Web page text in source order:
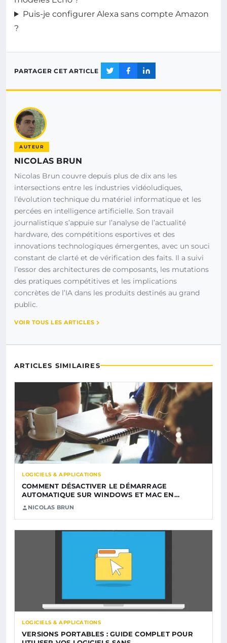
Puis-je configurer Alexa sans compte Amazon
?
PARTAGER CET ARTICLE
AUTEUR
NICOLAS BRUN
Nicolas Brun couvre depuis plus de dix ans les
intersections entre les industries vidéoludiques,
l’évolution technique du matériel informatique et les
percées en intelligence artificielle. Son travail
journalistique s’appuie sur l’analyse de l’actualité
hardware, des compétitions esportives et des
innovations technologiques émergentes, avec un souci
constant de clarté et de vérification des faits. Il a suivi
l’essor des architectures de composants, les mutations
des pratiques compétitives et les implications
concrètes de l’IA dans les produits destinés au grand
public.
VOIR TOUS LES ARTICLES
ARTICLES SIMILAIRES
LOGICIELS & APPLICATIONS
COMMENT DÉSACTIVER LE DÉMARRAGE
AUTOMATIQUE SUR WINDOWS ET MAC EN…
NICOLAS BRUN
LOGICIELS & APPLICATIONS
VERSIONS PORTABLES : GUIDE COMPLET POUR